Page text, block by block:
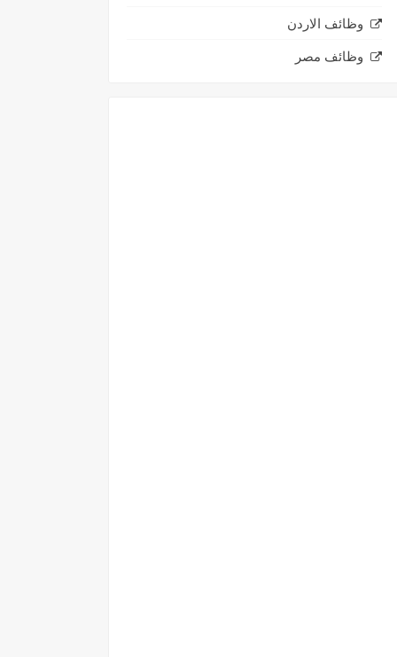
وظائف الاردن
وظائف مصر